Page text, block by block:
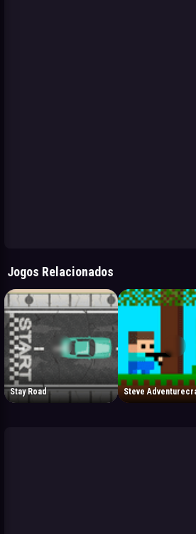
Jogos Relacionados
Stay Road Steve